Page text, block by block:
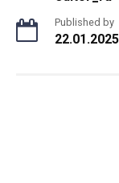
Published by
22.01.2025